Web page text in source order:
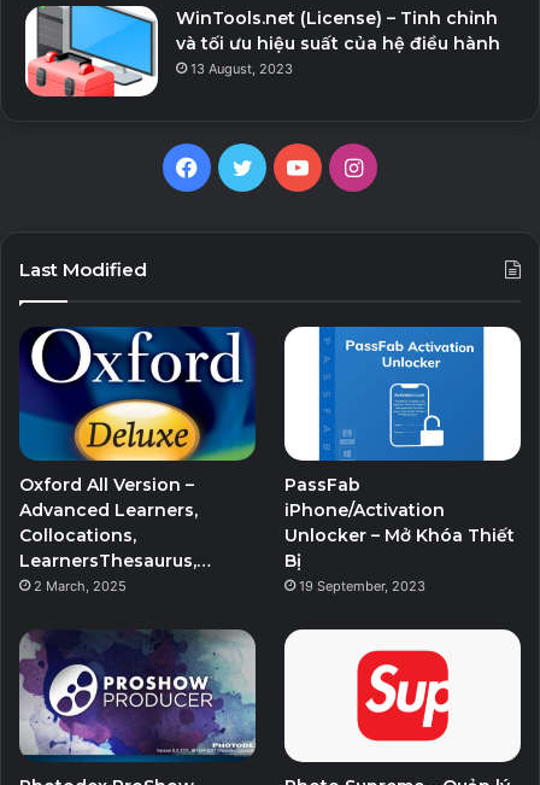
Chúc bạn vui vẻ ^^.
Download Link Fshare
WinTools.net (License) – Tinh chỉnh
và tối ưu hiệu suất của hệ điều hành
13 August, 2023
Facebook
TwitterYouTubeInstagram
Last Modified
Oxford All Version –
Advanced Learners,
Collocations,
LearnersThesaurus,…
2 March, 2025
PassFab
iPhone/Activation
Unlocker – Mở Khóa Thiết
Bị
19 September, 2023